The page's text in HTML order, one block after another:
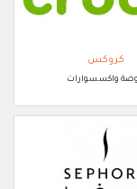
كروكس
واكسسوارات